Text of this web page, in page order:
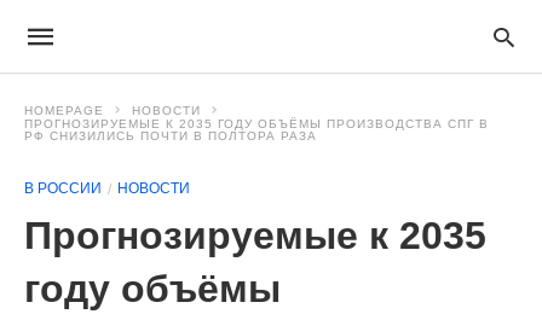
HOMEPAGE
НОВОСТИ
ПРОГНОЗИРУЕМЫЕ К 2035 ГОДУ ОБЪЁМЫ ПРОИЗВОДСТВА СПГ В
РФ СНИЗИЛИСЬ ПОЧТИ В ПОЛТОРА РАЗА
В РОССИИ НОВОСТИ
Прогнозируемые к 2035
году объёмы